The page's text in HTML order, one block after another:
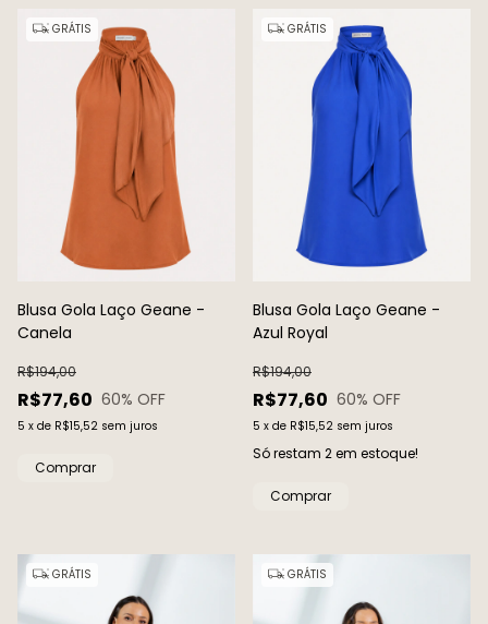
GRÁTIS
Blusa Gola Laço Geane -
Canela
R$77,60
R$194,00
60% OFF
5 x de R$15,52 sem juros
Comprar
GRÁTIS
Blusa Gola Laço Geane -
Azul Royal
R$77,60
R$194,00
60% OFF
5 x de R$15,52 sem juros
Só restam 2em estoque!
Comprar
GRÁTIS GRÁTIS